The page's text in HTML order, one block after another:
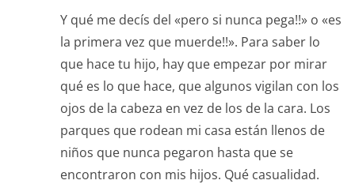
Y qué me decís del «pero si nunca pega!!» o «es
la primera vez que muerde!!». Para saber lo
que hace tu hijo, hay que empezar por mirar
qué es lo que hace, que algunos vigilan con los
ojos de la cabeza en vez de los de la cara. Los
parques que rodean mi casa están llenos de
niños que nunca pegaron hasta que se
encontraron con mis hijos. Qué casualidad.